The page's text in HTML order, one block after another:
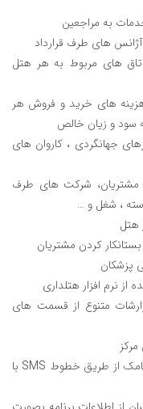
به مراجعین
های طرف قرارداد
های مربوط به هر هتل
های خرید و فروش هر
سود و زیان خالص
جهانگردی ، کاروان های
مشتریان، شرکت های طرف
، شغل و …
هتل
کردن مشتریان
پزشکان
از نرم افزار هتلداری
متنوع از قسمت های
سامانه پیام کوتاه جهت ارسال و دریافت پیامک از طریق خطوط SMS با